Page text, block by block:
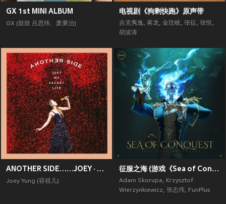
GX 1st MINI ALBUM
GX (鼓鼓 吕思纬、萧秉治)
电视剧《狗剩快跑》原声带
吉克隽逸, 蒋龙, 金玟岐, 张征, 张恒,
胡波涛
ANOTHER SIDE……JOEY · MY SECRET · LIVE
Joey Yung (容祖儿)
征服之海 (游戏《Sea of Conquest》原声带)
Adam Skorupa, Krzysztof
Wierzynkiewicz, 张志伟, FunPlus